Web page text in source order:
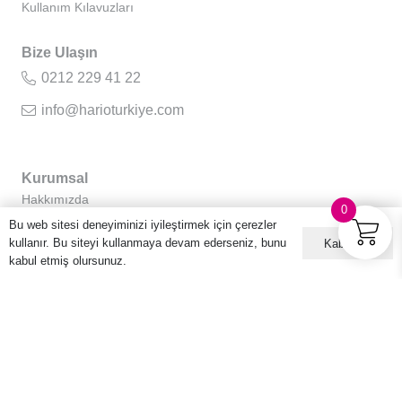
Kullanım Kılavuzları
Bize Ulaşın
0212 229 41 22
info@harioturkiye.com
Kurumsal
Hakkımızda
Gizlilik Sözleşmesi
Kullanıcı Sözleşmesi
Sıkça Sorulan Sorular
0
Bu web sitesi deneyiminizi iyileştirmek için çerezler
kullanır. Bu siteyi kullanmaya devam ederseniz, bunu
kabul etmiş olursunuz.
Kabul ET